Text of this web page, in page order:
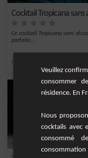
Cocktail Tropicana sans
Ce cocktail Tropicana sans
parfaite...
nectar de goyave
Veuillez
consommer
résidence. En
Nous
cocktails avec
consommé
consommation